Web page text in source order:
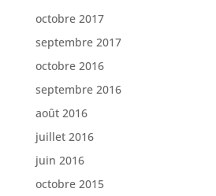
octobre 2017
septembre 2017
octobre 2016
septembre 2016
août 2016
juillet 2016
juin 2016
octobre 2015